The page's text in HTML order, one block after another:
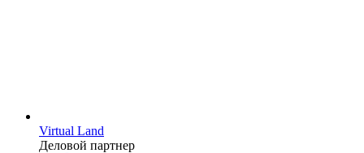
Virtual Land
Деловой партнер